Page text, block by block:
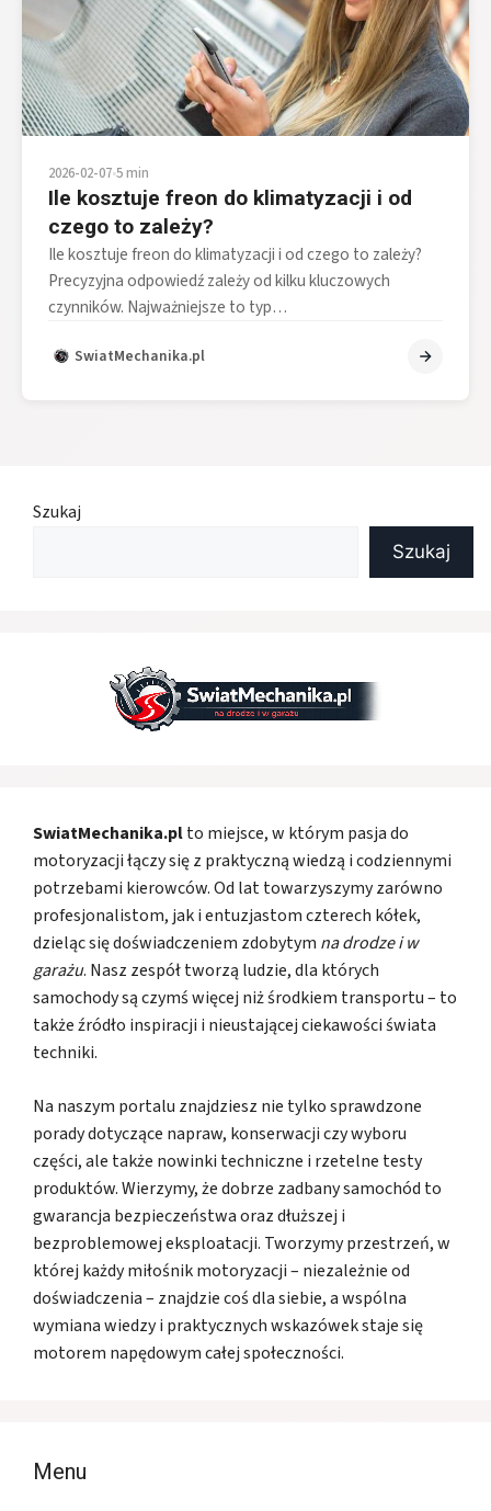
2026-02-07•5 min
Ile kosztuje freon do klimatyzacji i od
czego to zależy?
Ile kosztuje freon do klimatyzacji i od czego to zależy?
Precyzyjna odpowiedź zależy od kilku kluczowych
czynników. Najważniejsze to typ…
SwiatMechanika.pl
Szukaj
Szukaj
SwiatMechanika.plto miejsce, w którym pasja do
motoryzacji łączy się z praktyczną wiedzą i codziennymi
potrzebami kierowców. Od lat towarzyszymy zarówno
profesjonalistom, jak i entuzjastom czterech kółek,
dzieląc się doświadczeniem zdobytym na drodze i w
garażu. Nasz zespół tworzą ludzie, dla których
samochody są czymś więcej niż środkiem transportu – to
także źródło inspiracji i nieustającej ciekawości świata
techniki.
Na naszym portalu znajdziesz nie tylko sprawdzone
porady dotyczące napraw, konserwacji czy wyboru
części, ale także nowinki techniczne i rzetelne testy
produktów. Wierzymy, że dobrze zadbany samochód to
gwarancja bezpieczeństwa oraz dłuższej i
bezproblemowej eksploatacji. Tworzymy przestrzeń, w
której każdy miłośnik motoryzacji – niezależnie od
doświadczenia – znajdzie coś dla siebie, a wspólna
wymiana wiedzy i praktycznych wskazówek staje się
motorem napędowym całej społeczności.
Menu